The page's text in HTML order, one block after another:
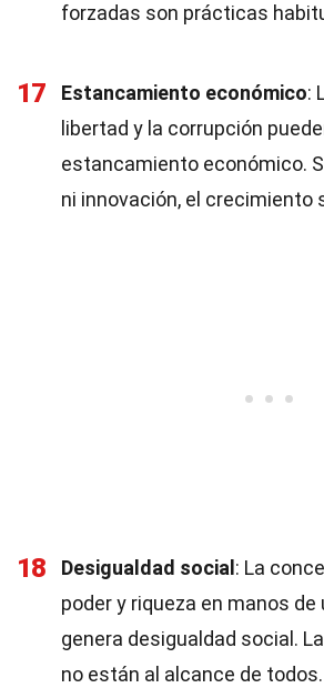
forzadas son prácticas
17 Estancamiento económico:
libertad y la corrupción
estancamiento económico.
ni innovación, el crecimiento
18 Desigualdad social : La
poder y riqueza en manos de
genera desigualdad social.
no están al alcance de todos.